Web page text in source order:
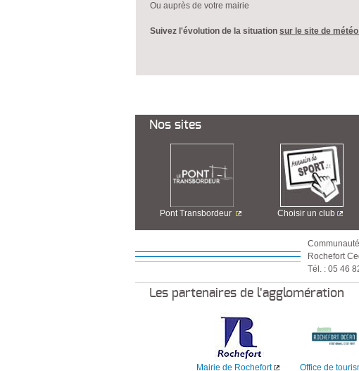
Ou auprès de votre mairie
Suivez l'évolution de la situationsur le site de
Nos sites
Pont Transbordeur Choisir un club
Rochefort
Tél. :05 46
Les partenaires de l'agglomération
Mairie de Rochefort Office de